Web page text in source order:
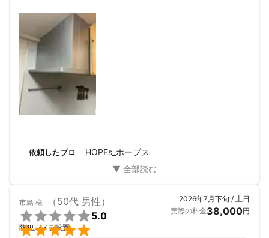
しかも他社に比べて安価でW
信頼できますし、とにかく暖かさを感じる人柄がいいです
ね。応援したくなります！
また他の設置でも絶対こちらでお願いしたいと思いますし、
他の方にもお勧めいたします。
今回 非常に助かりました。
ありがとうございました。
依頼したプロ HOPEs_ホープス
市島 様 （50代 男性）


5.0
防犯カメラ設置
2026年7月下旬 / 土日
実際の料金38,000円